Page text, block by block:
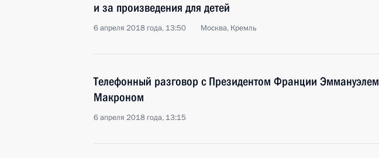
и за произведения для детей
6 апреля 2018 года, 13:50 Москва, Кремль
Телефонный разговор с Президентом Франции Эммануэлем
Макроном
6 апреля 2018 года, 13:15